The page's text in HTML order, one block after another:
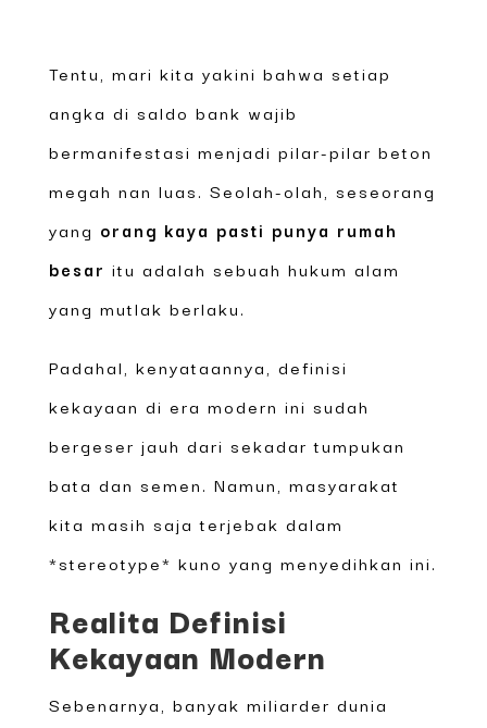
Tentu, mari kita yakini bahwa setiap
angka di saldo bank wajib
bermanifestasi menjadi pilar-pilar beton
megah nan luas. Seolah-olah, seseorang
yang orang kaya pasti punya rumah
besar itu adalah sebuah hukum alam
yang mutlak berlaku.
Padahal, kenyataannya, definisi
kekayaan di era modern ini sudah
bergeser jauh dari sekadar tumpukan
bata dan semen. Namun, masyarakat
kita masih saja terjebak dalam
*stereotype* kuno yang menyedihkan ini.
Realita Definisi
Kekayaan Modern
Sebenarnya, banyak miliarder dunia